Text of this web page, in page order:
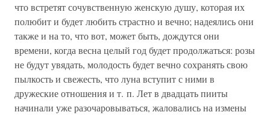
что встретят сочувственную женскую душу, которая их
полюбит и будет любить страстно и вечно; надеялись они
также и на то, что вот, может быть, дождутся они
времени, когда весна целый год будет продолжаться: розы
не будут увядать, молодость будет вечно сохранять свою
пылкость и свежесть, что луна вступит с ними в
дружеские отношения и т. п. Лет в двадцать пииты
начинали уже разочаровываться, жаловались на измены